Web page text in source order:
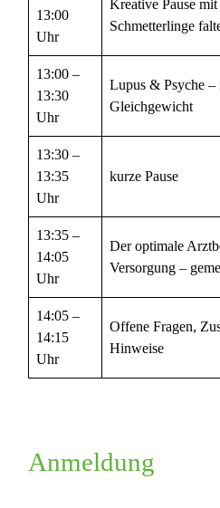
13:00
Uhr
Kreative Pause
Schmetterlinge
13:00 –
13:30
Uhr
Lupus & Psyche –
Gleichgewicht
13:30 –
13:35
Uhr
kurze Pause
13:35 –
14:05
Uhr
Der optimale
Versorgung –
14:05 –
14:15
Uhr
Offene Fragen,
Hinweise
Anmeldung